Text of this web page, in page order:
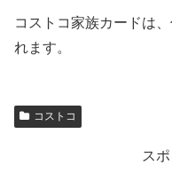
コストコ家族カードは
れます。
コストコ
ス